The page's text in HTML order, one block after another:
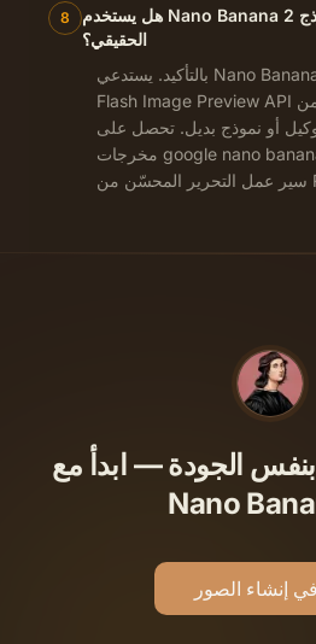
8
هل يستخدم Nano Banana 2 نموذج Google Gemini
الحقيقي؟
بالتأكيد. يستدعي Nano Banana 2 واجهة Gemini 3.1
Flash Image Preview API الرسمية من Google
أو نموذج بديل. تحصل على
مخرجات google nano banana الأصلية، ملفوفة في
بنفس الجودة — ابدأ مع
Nano
في إنشاء الصور